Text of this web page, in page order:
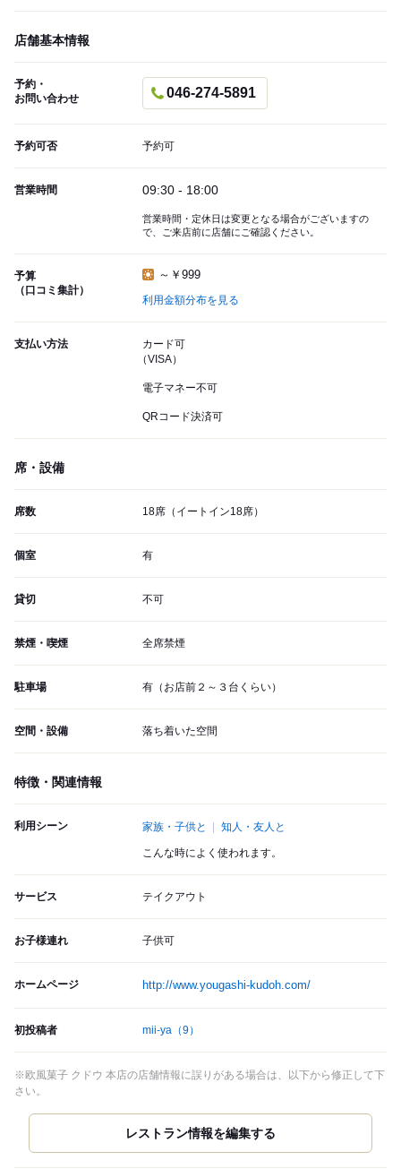
店舗基本情報
予約・
お問い合わせ
046-274-5891
予約可否 予約可
営業時間 09:30 - 18:00
営業時間・定休日は変更となる場合がございますの
で、ご来店前に店舗にご確認ください。
予算
（口コミ集計）
～￥999
利用金額分布を見る
支払い方法
カード可
（VISA）
電子マネー不可
QRコード決済可
席・設備
席数 18席（イートイン18席）
個室 有
貸切 不可
禁煙・喫煙 全席禁煙
駐車場 有（お店前２～３台くらい）
空間・設備 落ち着いた空間
特徴・関連情報
利用シーン 家族・子供と 知人・友人と
こんな時によく使われます。
サービス テイクアウト
お子様連れ 子供可
ホームページ http://www.yougashi-kudoh.com/
初投稿者 mii-ya （9）
※欧風菓子 クドウ 本店の店舗情報に誤りがある場合は、以下から修正して下
さい。